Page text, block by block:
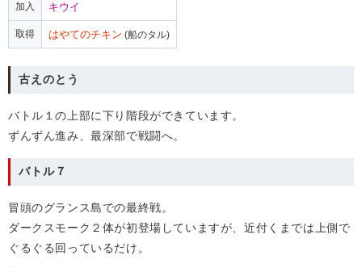
加入 キウイ
取得 はやてのチキン (船のタル)
古えのとう
バトル１の上部に下り階段ができています。
ずんずん進み、最深部で戦闘へ。
バトル７
冒頭のグランス島での最終戦。
ダークスモーク２体が初登場していますが、近付くまでは上側で
ぐるぐる回っているだけ。